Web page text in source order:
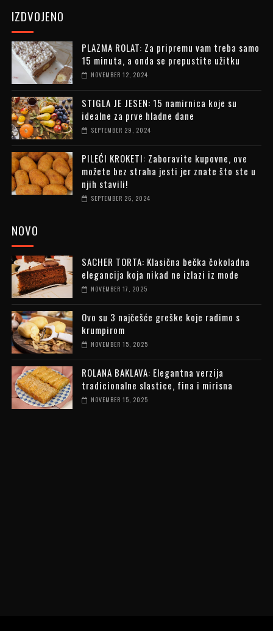
IZDVOJENO
PLAZMA ROLAT: Za pripremu vam treba samo
15 minuta, a onda se prepustite užitku
NOVEMBER 12, 2024
STIGLA JE JESEN: 15 namirnica koje su
idealne za prve hladne dane
SEPTEMBER 29, 2024
PILEĆI KROKETI: Zaboravite kupovne, ove
možete bez straha jesti jer znate što ste u
njih stavili!
SEPTEMBER 26, 2024
NOVO
SACHER TORTA: Klasična bečka čokoladna
elegancija koja nikad ne izlazi iz mode
NOVEMBER 17, 2025
Ovo su 3 najčešće greške koje radimo s
krumpirom
NOVEMBER 15, 2025
ROLANA BAKLAVA: Elegantna verzija
tradicionalne slastice, fina i mirisna
NOVEMBER 15, 2025